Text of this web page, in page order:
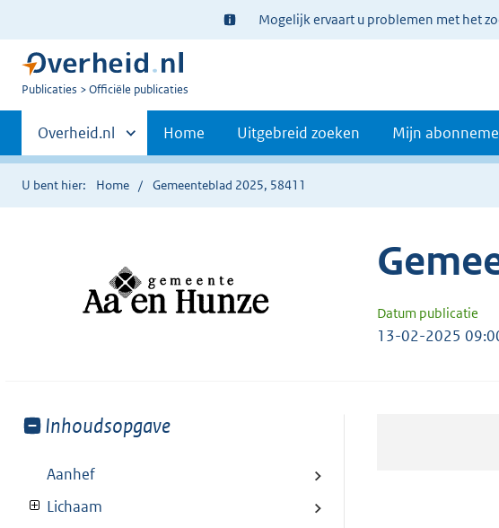
Ter
informatie:
Mogelijk ervaart u problemen met het
U
Publicaties Officiële publicaties
Primaire
navigatie
Andere
sites
binnen
Overheid.nl Home Uitgebreid zoeken Mijn
U bent hier: Home Gemeenteblad 2025, 58411
Datum publicatie
13-02-2025
Toon
van:
Inhoudsopgave
Aanhef
Lichaam